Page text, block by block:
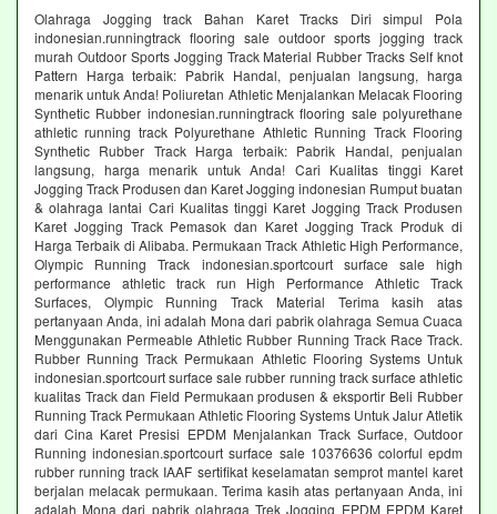
Olahraga Jogging track Bahan Karet Tracks Diri simpul Pola
indonesian.runningtrack flooring sale outdoor sports jogging track
murah Outdoor Sports Jogging Track Material Rubber Tracks Self knot
Pattern Harga terbaik: Pabrik Handal, penjualan langsung, harga
menarik untuk Anda! Poliuretan Athletic Menjalankan Melacak Flooring
Synthetic Rubber indonesian.runningtrack flooring sale polyurethane
athletic running track Polyurethane Athletic Running Track Flooring
Synthetic Rubber Track Harga terbaik: Pabrik Handal, penjualan
langsung, harga menarik untuk Anda! Cari Kualitas tinggi Karet
Jogging Track Produsen dan Karet Jogging indonesian Rumput buatan
& olahraga lantai Cari Kualitas tinggi Karet Jogging Track Produsen
Karet Jogging Track Pemasok dan Karet Jogging Track Produk di
Harga Terbaik di Alibaba. Permukaan Track Athletic High Performance,
Olympic Running Track indonesian.sportcourt surface sale high
performance athletic track run High Performance Athletic Track
Surfaces, Olympic Running Track Material Terima kasih atas
pertanyaan Anda, ini adalah Mona dari pabrik olahraga Semua Cuaca
Menggunakan Permeable Athletic Rubber Running Track Race Track.
Rubber Running Track Permukaan Athletic Flooring Systems Untuk
indonesian.sportcourt surface sale rubber running track surface athletic
kualitas Track dan Field Permukaan produsen & eksportir Beli Rubber
Running Track Permukaan Athletic Flooring Systems Untuk Jalur Atletik
dari Cina Karet Presisi EPDM Menjalankan Track Surface, Outdoor
Running indonesian.sportcourt surface sale 10376636 colorful epdm
rubber running track IAAF sertifikat keselamatan semprot mantel karet
berjalan melacak permukaan. Terima kasih atas pertanyaan Anda, ini
adalah Mona dari pabrik olahraga Trek Jogging EPDM EPDM Karet